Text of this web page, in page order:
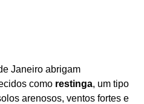
Janeiro abrigam
como restinga, um tipo
arenosos, ventos fortes e